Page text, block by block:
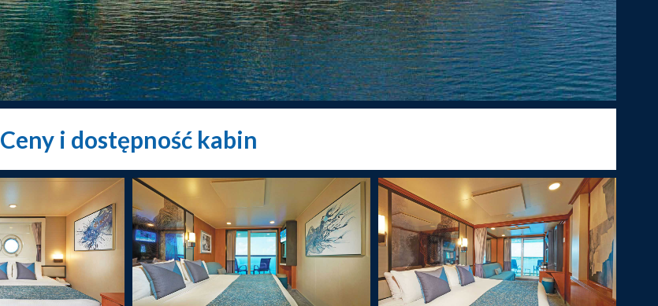
Ceny i dostępność kabin